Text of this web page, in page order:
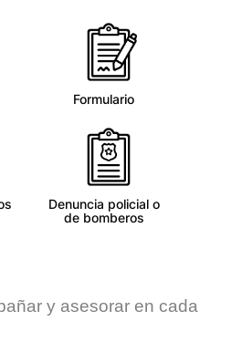
Formulario
Denuncia policial o
de bomberos
y asesorar en cada